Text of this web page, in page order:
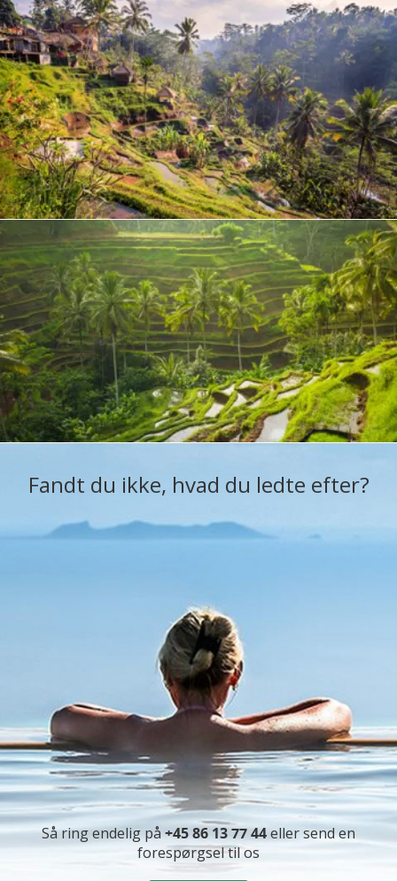
Fandt du ikke, hvad du ledte efter?
Så ring endelig på +45 86 13 77 44eller send en
forespørgsel til os